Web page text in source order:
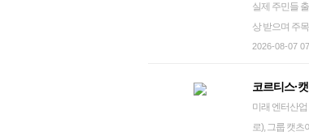
업했다"고 말
열흘간 개최된
실제 주민들
상 받으며 주목독
독 영화 '지난 여름'의 최승우 감독이 지난 5일 서울 중구 소리그림에서 진행된 인터뷰에 앞서 포즈를 취
외모·성격, 세
지어야 한다.
들면 된다'는
2026-08-07
코르티스·
미래 엔터산업 이끌
로), 그룹 캣츠아이, 배우 하예